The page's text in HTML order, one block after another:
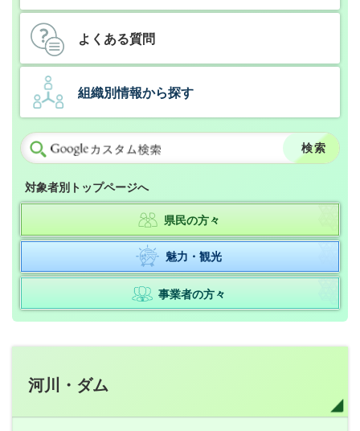
よくある質問
組織別情報から探す
対象者別トップページへ
県民の方々
魅力・観光
事業者の方々
河川・ダム